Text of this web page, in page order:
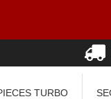
TURBO